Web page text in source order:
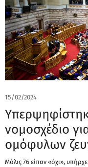
15/02/2024
νομοσχέδιο
ομόφυλων
Μόλις 76 είπαν «όχι»,